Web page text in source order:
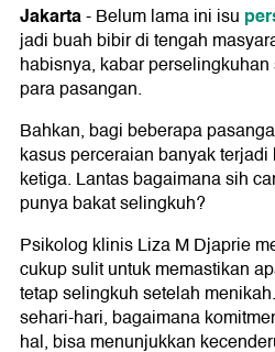
Jakarta-Belum lama ini isu
jadi buah bibir di tengah
habisnya, kabar
para pasangan.
Bahkan, bagi beberapa
kasus perceraian banyak
ketiga. Lantas bagaimana sih
punya bakat selingkuh?
Psikolog klinis Liza M Djaprie
cukup sulit untuk memastikan
tetap selingkuh setelah
sehari-hari, bagaimana
hal, bisa menunjukkan